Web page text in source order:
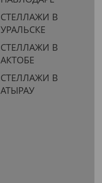
СТЕЛЛАЖИ В
УРАЛЬСКЕ
СТЕЛЛАЖИ В
АКТОБЕ
СТЕЛЛАЖИ В
АТЫРАУ